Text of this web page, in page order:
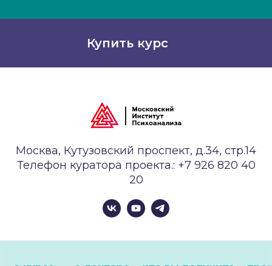
клиентские случаи, и надеюсь,
что смогу использовать
Купить курс
Москва, Кутузовский проспект, д.34, стр.14
Телефон куратора проекта.: +7 926 820 40
20